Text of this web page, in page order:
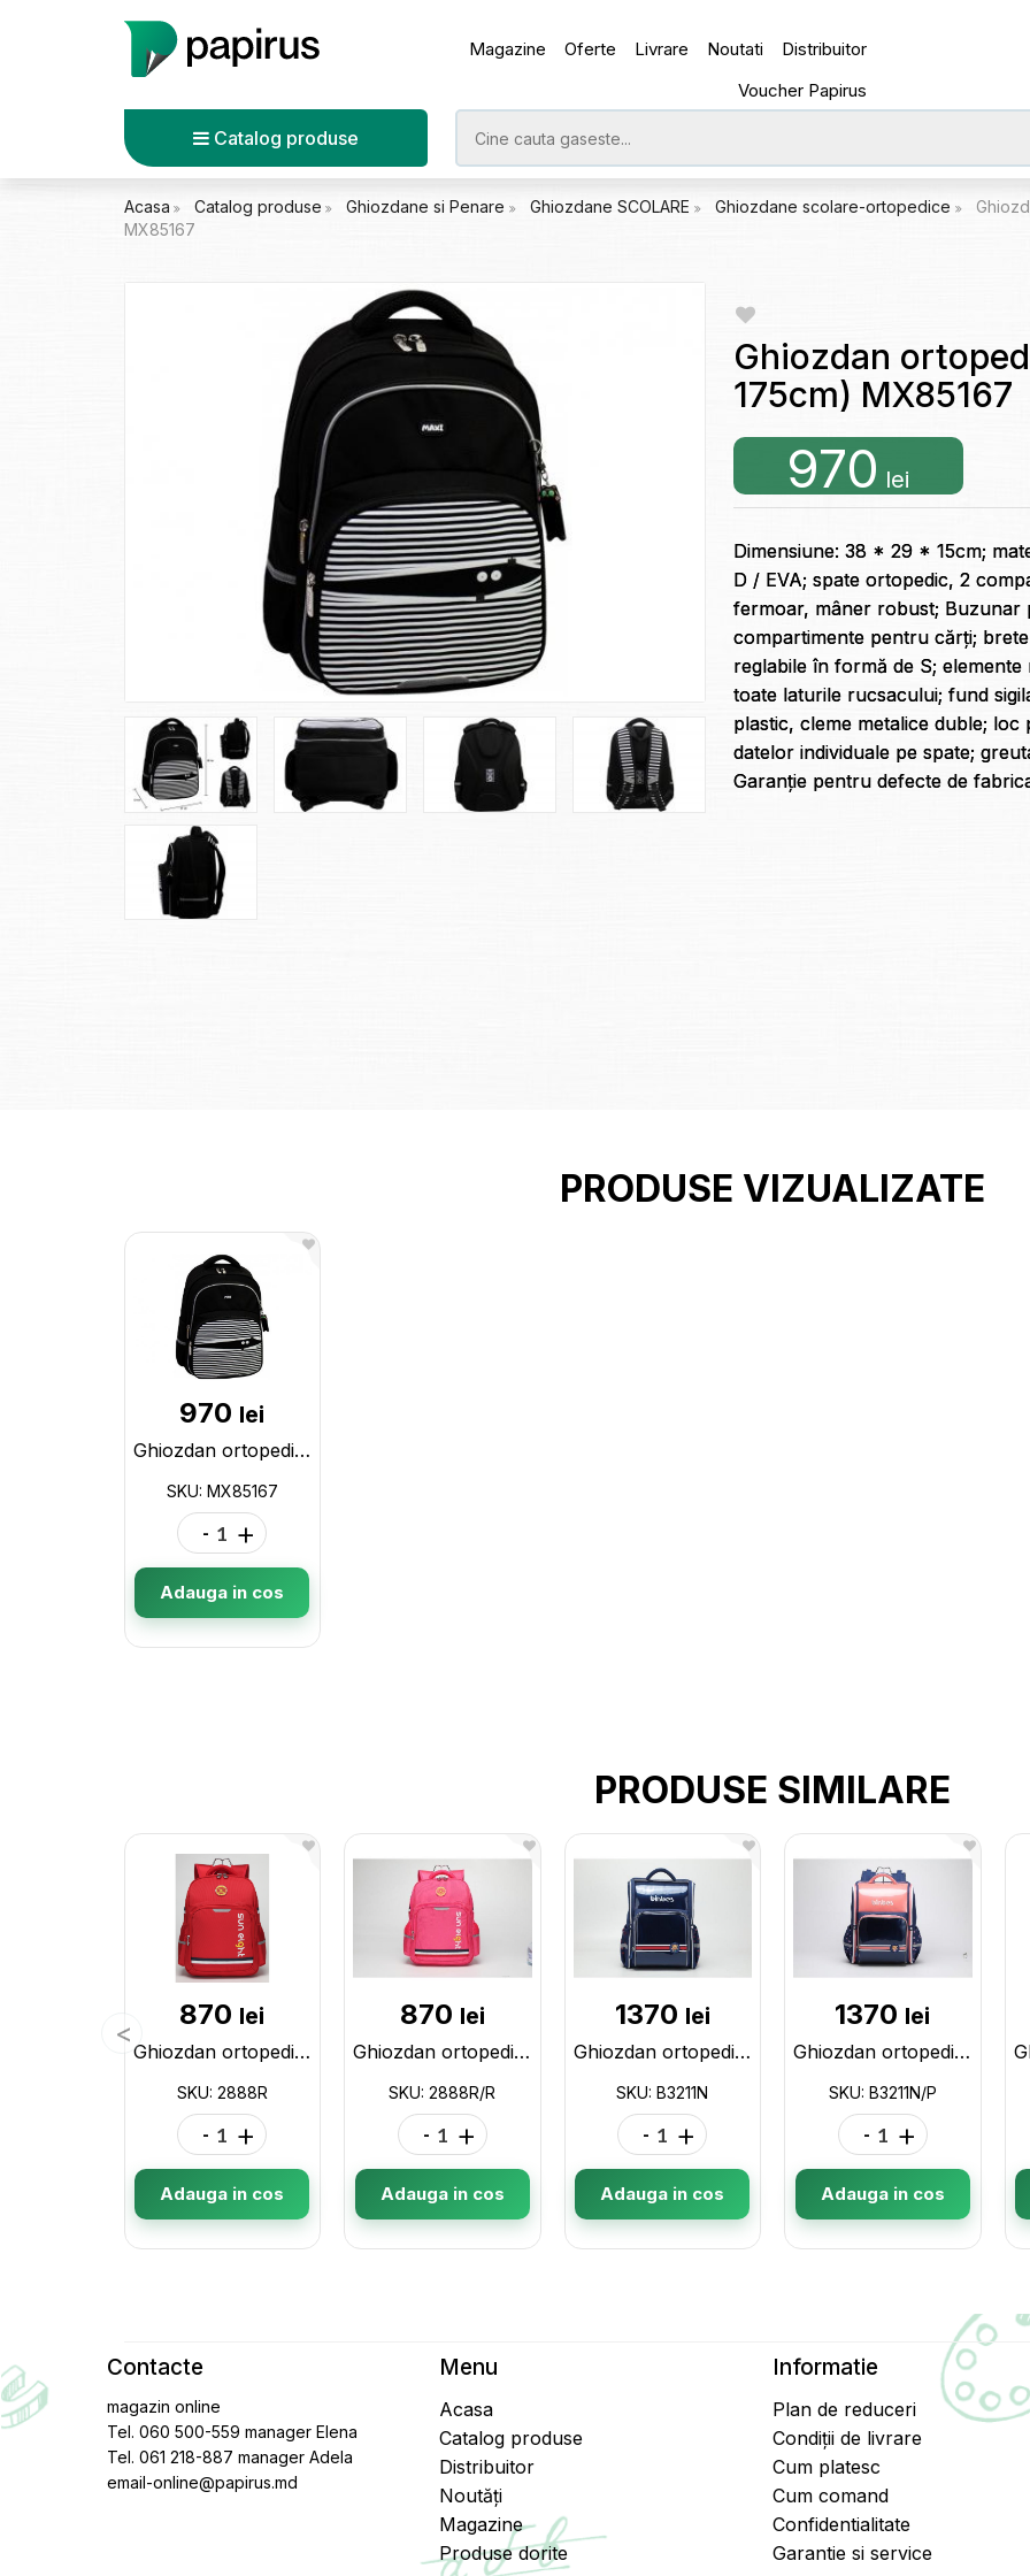
Magazine Oferte Livrare Noutati
Distribuitor
Voucher Papirus
Catalog produse
Acasa Catalog produse Ghiozdane si Penare Ghiozdane SCOLARE Ghiozdane scolare-ortopedice
MX85167
Ghiozdan
175cm) MX85167
970 lei
Dimensiune: 38 * 29 * 15cm;
D / EVA; spate ortopedic, 2
fermoar, mâner robust; Buzunar
compartimente pentru cărți;
reglabile în formă de S;
toate laturile rucsacului; fund
plastic, cleme metalice duble; loc
datelor individuale pe spate;
Garanție pentru defecte de
PRODUSE VIZUALIZATE
970 lei
Ghiozdan ortopedic 15 Maxi ,unisex (145-175cm) MX85167
SKU: MX85167
- +
Adauga in cos
PRODUSE SIMILARE
870 lei
Ghiozdan ortopedic Red 2888R
SKU: 2888R
- +
Adauga in cos
870 lei
Ghiozdan ortopedic rose red 2888R/R
SKU: 2888R/R
- +
Adauga in cos
1370 lei
Ghiozdan ortopedic navy B3211N
SKU: B3211N
- +
Adauga in cos
1370 lei
Ghiozdan ortopedic navy/pink B3211N/P
SKU: B3211N/P
- +
Adauga in cos
Contacte
magazin online
Tel. 060 500-559 manager Elena
Tel. 061 218-887 manager Adela
email-online@papirus.md
Menu
Acasa
Catalog produse
Distribuitor
Noutăți
Magazine
Produse dorite
Informatie
Plan de reduceri
Condiții de livrare
Cum platesc
Cum comand
Confidentialitate
Garantie si service